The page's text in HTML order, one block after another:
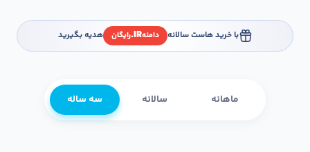
با خرید هاست سالانه دامنهIR. رایگان هدیه بگیرید
سه ساله سالانه ماهانه